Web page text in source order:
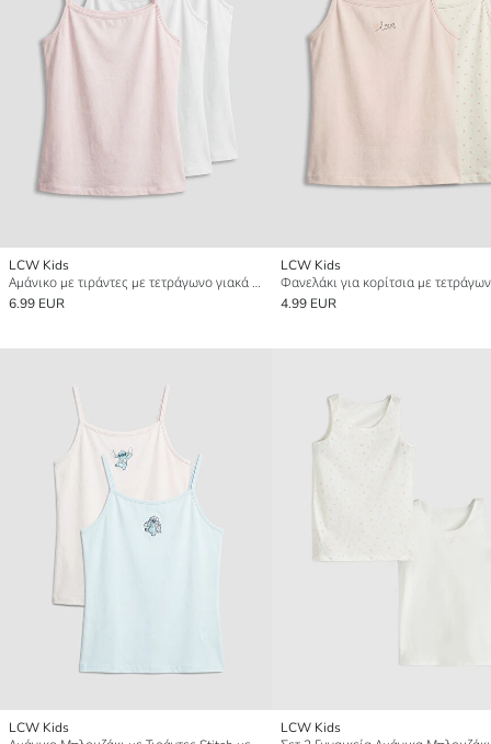
LCW Kids
Αμάνικο με τιράντες με τετράγωνο γιακά για κορίτσια, συσκευασία 3 τεμαχίων
6.99 EUR
LCW Kids
4.99 EUR
LCW Kids
LCW Kids